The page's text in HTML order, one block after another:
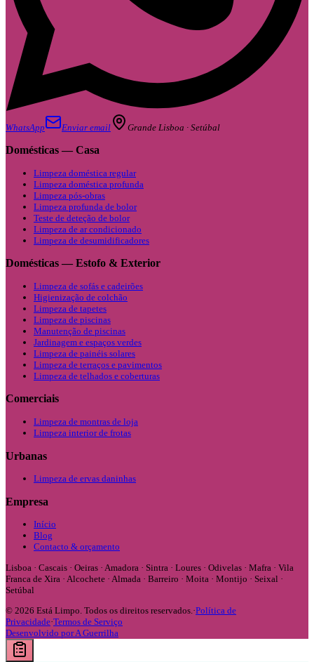
WhatsApp Enviar email Grande Lisboa · Setúbal
Domésticas — Casa
Limpeza doméstica regular
Limpeza doméstica profunda
Limpeza pós-obras
Limpeza profunda de bolor
Teste de deteção de bolor
Limpeza de ar condicionado
Limpeza de desumidificadores
Domésticas — Estofo & Exterior
Limpeza de sofás e cadeirões
Higienização de colchão
Limpeza de tapetes
Limpeza de piscinas
Manutenção de piscinas
Jardinagem e espaços verdes
Limpeza de painéis solares
Limpeza de terraços e pavimentos
Limpeza de telhados e coberturas
Comerciais
Limpeza de montras de loja
Limpeza interior de frotas
Urbanas
Limpeza de ervas daninhas
Empresa
Início
Blog
Contacto & orçamento
Lisboa · Cascais · Oeiras · Amadora · Sintra · Loures · Odivelas · Mafra · Vila
Franca de Xira · Alcochete · Almada · Barreiro · Moita · Montijo · Seixal ·
Setúbal
© 2026 Está Limpo. Todos os direitos reservados.·Política de
Privacidade·Termos de Serviço
Desenvolvido por A Guerrilha